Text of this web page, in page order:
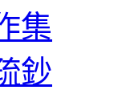
集
鈔